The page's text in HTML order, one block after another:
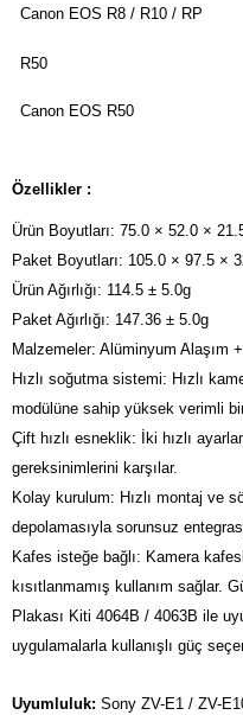
Canon EOS R8 / R10 / RP
R50
Canon EOS R50
Özellikler :
Ürün Boyutları: 75.0 × 52.0 ×
Paket Boyutları: 105.0 × 97.5 ×
Ürün Ağırlığı: 114.5 ± 5.0g
Paket Ağırlığı: 147.36 ± 5.0g
Malzemeler: Alüminyum Alaşım
Hızlı soğutma sistemi: Hızlı
modülüne sahip yüksek verimli
Çift hızlı esneklik: İki hızlı
gereksinimlerini karşılar.
Kolay kurulum: Hızlı montaj ve
depolamasıyla sorunsuz
Kafes isteğe bağlı: Kamera
kısıtlanmamış kullanım sağlar.
Plakası Kiti 4064B / 4063B ile
uygulamalarla kullanışlı güç
Uyumluluk: Sony ZV-E1 / ZV-